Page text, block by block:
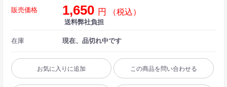
販売価格 1,650 円 （税込）
送料弊社負担
在庫 現在、品切れ中です
お気に入りに追加 この商品を問い合わせる